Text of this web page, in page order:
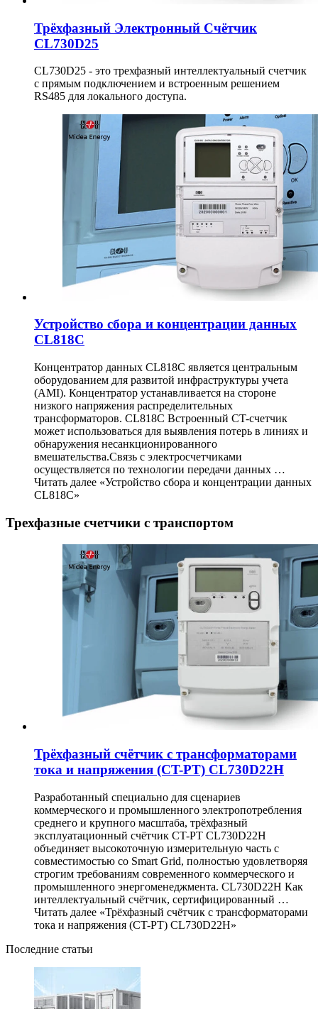
Трёхфазный Электронный Счётчик
CL730D25
CL730D25 - это трехфазный интеллектуальный счетчик
с прямым подключением и встроенным решением
RS485 для локального доступа.
Устройство сбора и концентрации данных
CL818C
Концентратор данных CL818C является центральным
оборудованием для развитой инфраструктуры учета
(AMI). Концентратор устанавливается на стороне
низкого напряжения распределительных
трансформаторов. CL818C Встроенный CT-счетчик
может использоваться для выявления потерь в линиях и
обнаружения несанкционированного
вмешательства.Связь с электросчетчиками
осуществляется по технологии передачи данных …
Читать далее «Устройство сбора и концентрации данных
CL818C»
Трехфазные счетчики с транспортом
Трёхфазный счётчик с трансформаторами
тока и напряжения (CT-PT) CL730D22H
Разработанный специально для сценариев
коммерческого и промышленного электропотребления
среднего и крупного масштаба, трёхфазный
эксплуатационный счётчик CT-PT CL730D22H
объединяет высокоточную измерительную часть с
совместимостью со Smart Grid, полностью удовлетворяя
строгим требованиям современного коммерческого и
промышленного энергоменеджмента. CL730D22H Как
интеллектуальный счётчик, сертифицированный …
Читать далее «Трёхфазный счётчик с трансформаторами
тока и напряжения (CT-PT) CL730D22H»
Последние статьи